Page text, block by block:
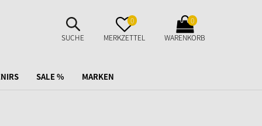
SUCHE
AUFKLAPPEN
SUCHE
MERKZETTEL
AUFKLAPPEN
0
MERKZETTEL
WARENKORB
AUFKLAPPEN
0
WARENKORB
SALE % MARKEN